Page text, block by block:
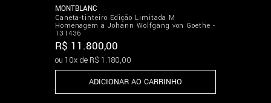
MONTBLANC
Caneta-tinteiro Edição Limitada M
Homenagem a Johann Wolfgang von Goethe -
131436
R$ 11 .800,00
ou 10x de R$ 1 .180,00
ADICIONAR AO CARRINHO